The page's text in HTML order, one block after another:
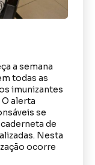
a semana
todas as
imunizantes
alerta
se
de
Nesta
ocorre